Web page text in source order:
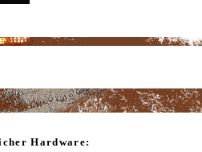
Hardware: